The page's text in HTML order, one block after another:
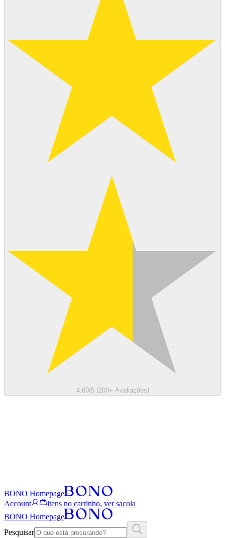
4.60/5 (200+ Avaliações)
BONO Homepage
Account
itens no carrinho, ver sacola
BONO Homepage
Pesquisar